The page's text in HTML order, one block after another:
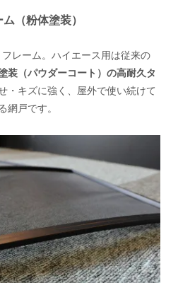
（粉体塗装）
レーム。ハイエース用は従来の
装（パウダーコート）の高耐久タ
・キズに強く、屋外で使い続けて
網戸です。